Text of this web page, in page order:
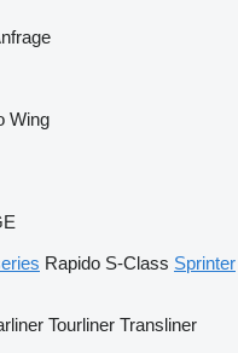
Wing
Rapido S-Class Sprinter
Tourliner Transliner